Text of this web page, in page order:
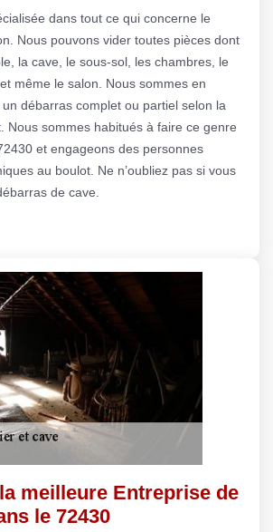
dans tout ce qui concerne le
Nous pouvons vider toutes pièces dont
la cave, le sous-sol, les chambres, le
même le salon. Nous sommes en
débarras complet ou partiel selon la
Nous sommes habitués à faire ce genre
et engageons des personnes
au boulot. Ne n’oubliez pas si vous
de cave.
meilleure Entreprise de
le 72430